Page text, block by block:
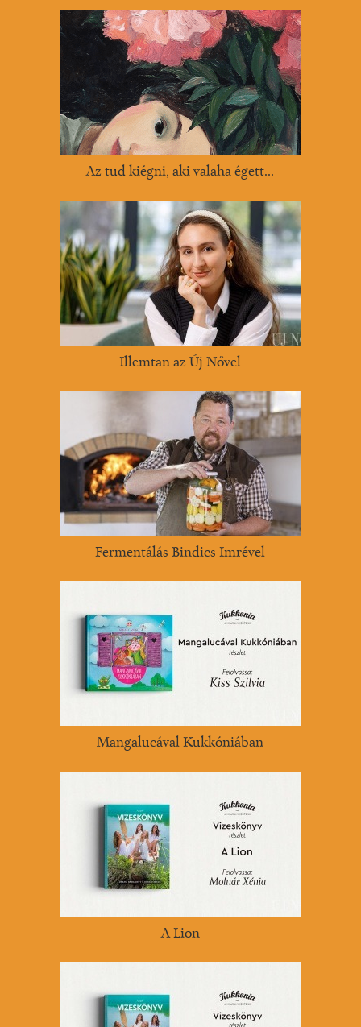
Az tud kiégni, aki valaha égett...
Illemtan az Új Nővel
Fermentálás Bindics Imrével
Mangalucával Kukkóniában
A Lion